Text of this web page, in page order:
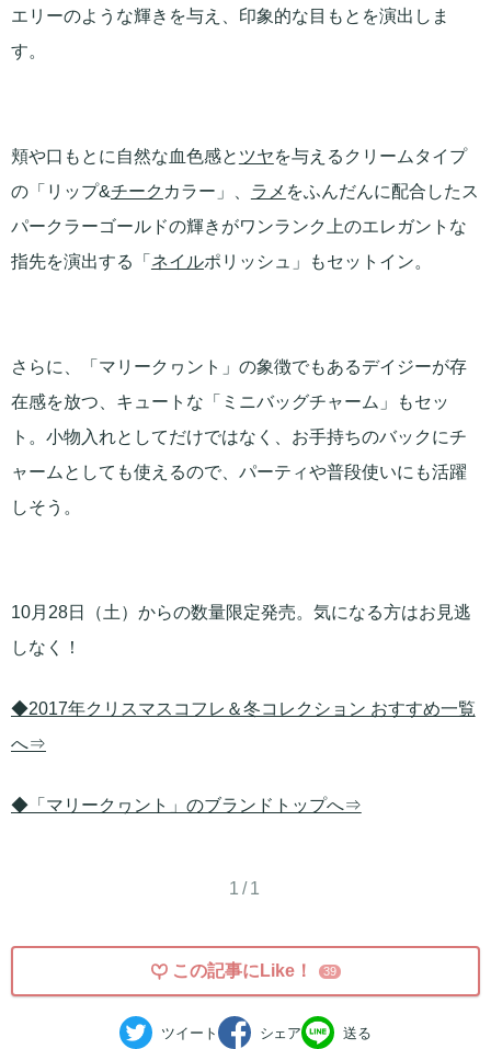
エリーのような輝きを与え、印象的な目もとを演出しま
す。
頬や口もとに自然な血色感と ツヤを与えるクリームタイプ
の「リップ&チーク カラー」、 ラメ をふんだんに配合したス
パークラーゴールドの輝きがワンランク上のエレガントな
指先を演出する「 ネイルポリッシュ」もセットイン。
さらに、「マリークヮント」の象徴でもあるデイジーが存
在感を放つ、キュートな「ミニバッグチャーム」もセッ
ト。小物入れとしてだけではなく、お手持ちのバックにチ
ャームとしても使えるので、パーティや普段使いにも活躍
しそう。
10月28日（土）からの数量限定発売。気になる方はお見逃
しなく！
◆2017年クリスマスコフレ＆冬コレクション おすすめ一覧
へ⇒
◆「マリークヮント」のブランドトップへ⇒
1/1
この記事にLike！ 39
ツイート シェア 送る